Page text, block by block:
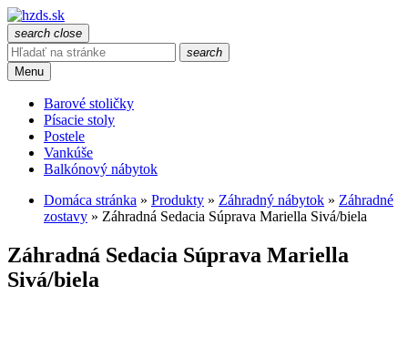
search close
search
Menu
Barové stoličky
Písacie stoly
Postele
Vankúše
Balkónový nábytok
Domáca stránka » Produkty » Záhradný nábytok » Záhradné
zostavy » Záhradná Sedacia Súprava Mariella Sivá/biela
Záhradná Sedacia Súprava Mariella
Sivá/biela